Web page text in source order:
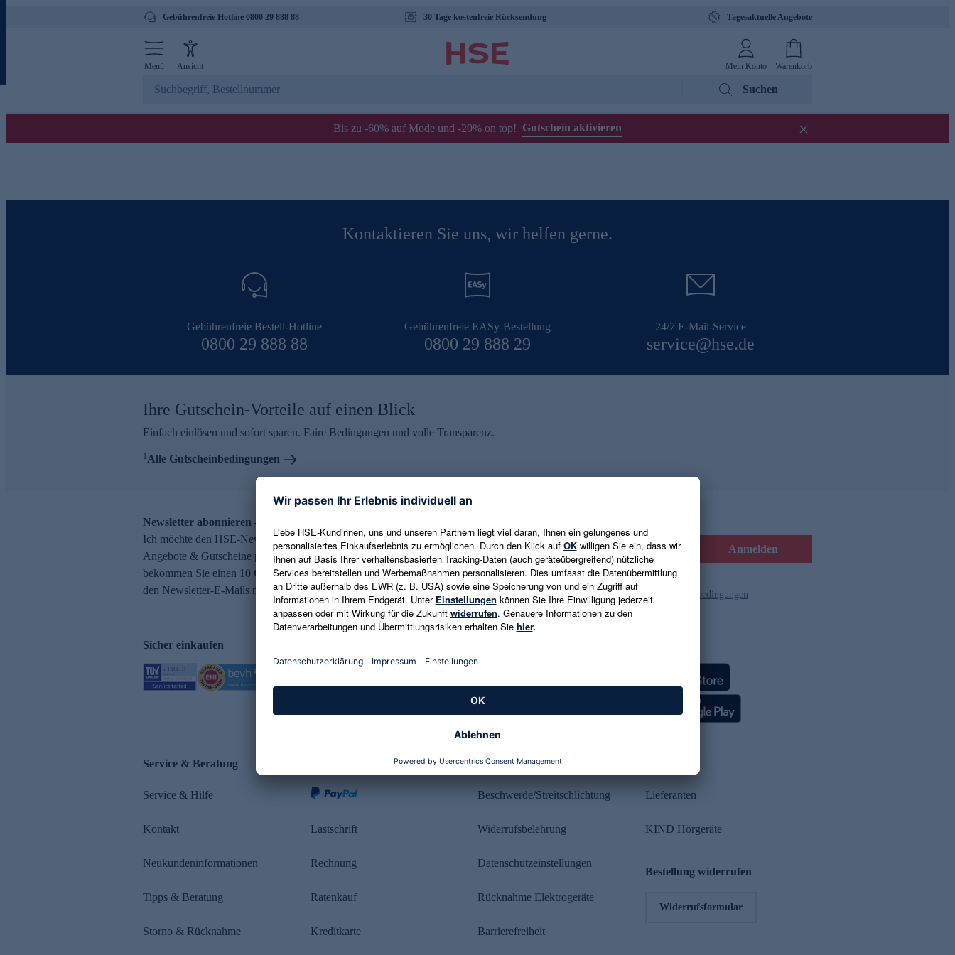
Gebührenfreie Hotline 0800 29 888 88 30 Tage kostenfreie Rücksendung Tagesaktuelle Angebote
Menü Ansicht Mein Konto Warenkorb
Suchen
Bis zu -60% auf Mode und -20% on top! Gutschein aktivieren
Kontaktieren Sie uns, wir helfen gerne.
Gebührenfreie Bestell-Hotline
0800 29 888 88
Gebührenfreie EASy-Bestellung
0800 29 888 29
24/7 E-Mail-Service
service@hse.de
Ihre Gutschein-Vorteile auf einen Blick
Einfach einlösen und sofort sparen. Faire Bedingungen und volle Transparenz.
1Alle Gutscheinbedingungen
Newsletter abonnieren – 10 € Gutschein erhalten
Ich möchte den HSE-Newsletter abonnieren und aktuelle Trends,
Angebote & Gutscheine per E-Mail erhalten. Als Dankeschön
bekommen Sie einen 10 € Gutschein. Eine Abmeldung ist jederzeit in
den Newsletter-E-Mails möglich.
E-Mail-Adresse eingeben Anmelden
Es gelten die Datenschutzrichtlinien und die Gutscheinbedingungen
Sicher einkaufen
Service & Beratung
Service & Hilfe
Kontakt
Neukundeninformationen
Tipps & Beratung
Storno & Rücknahme
Lastschrift
Rechnung
Ratenkauf
Kreditkarte
Rechtliches
Beschwerde/Streitschlichtung
Widerrufsbelehrung
Datenschutzeinstellungen
Rücknahme Elektrogeräte
Barrierefreiheit
Lieferanten
KIND Hörgeräte
Bestellung widerrufen
Widerrufsformular